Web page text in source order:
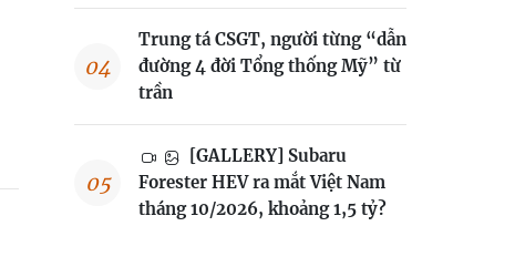
Trung tá CSGT, người từng “dẫn
đường 4 đời Tổng thống Mỹ” từ
trần
[GALLERY] Subaru
Forester HEV ra mắt Việt Nam
tháng 10/2026, khoảng 1,5 tỷ?